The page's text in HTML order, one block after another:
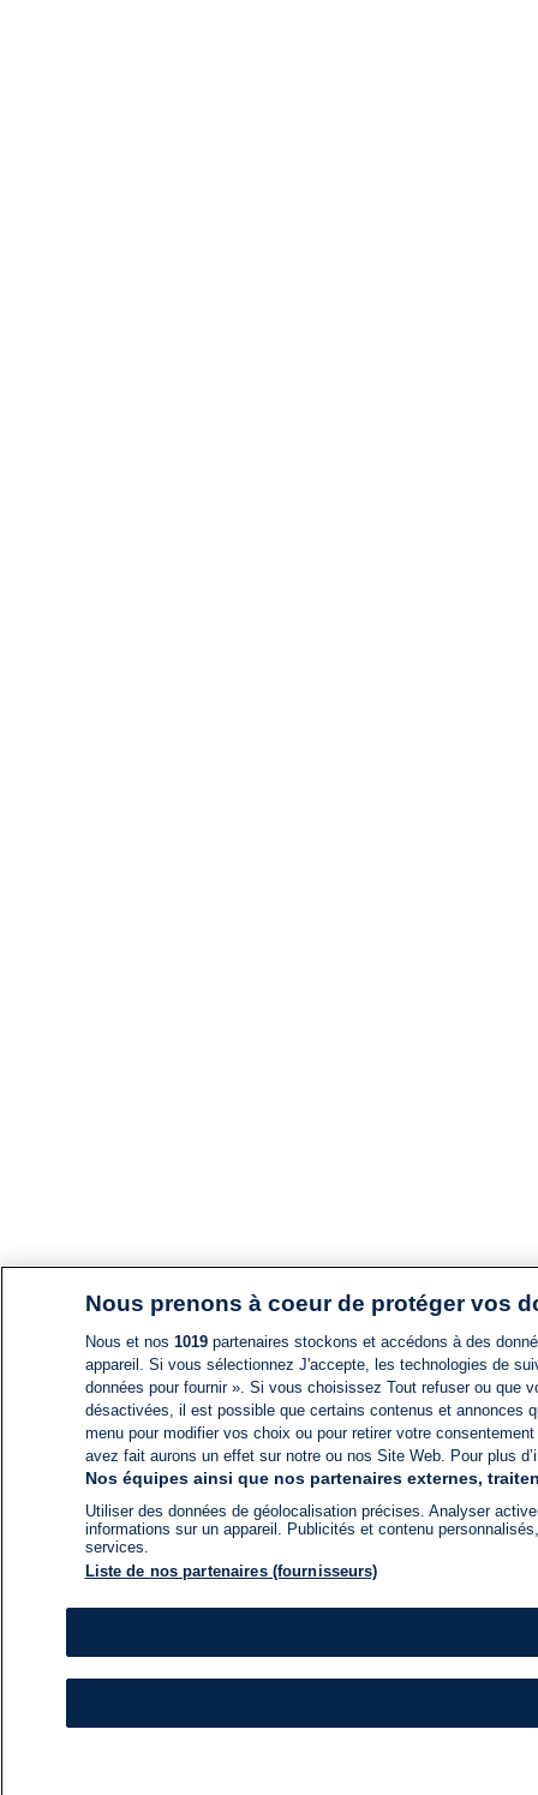
Nous prenons à coeur de protéger vos
Nous et nos 1019partenaires stockons et accédons à des
appareil. Si vous sélectionnez J'accepte, les technologies de
données pour fournir ». Si vous choisissez Tout refuser ou
désactivées, il est possible que certains contenus et annonces
menu pour modifier vos choix ou pour retirer votre
avez fait aurons un effet sur notre ou nos Site Web. Pour plus
Nos équipes ainsi que nos partenaires externes,
Utiliser des données de géolocalisation précises. Analyser
informations sur un appareil. Publicités et contenu
services.
Liste de nos partenaires (fournisseurs)